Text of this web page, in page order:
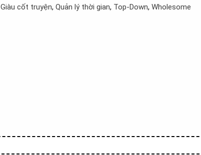
Giàu cốt truyện, Quản lý thời gian, Top-Down, Wholesome